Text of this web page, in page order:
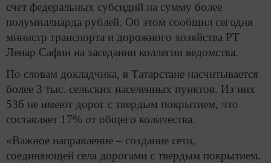
счет федеральных субсидий на сумму более
полумиллиарда рублей. Об этом сообщил сегодня
министр транспорта и дорожного хозяйства РТ
Ленар Сафин на заседании коллегии ведомства.
По словам докладчика, в Татарстане насчитывается
более 3 тыс. сельских населенных пунктов. Из них
536 не имеют дорог с твердым покрытием, что
составляет 17% от общего количества.
«Важное направление – создание сети,
соединяющей села дорогами с твердым покрытием.